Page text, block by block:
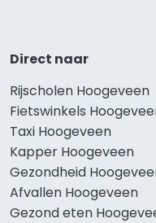
Direct naar
Rijscholen Hoogeveen
Fietswinkels
Taxi Hoogeveen
Kapper Hoogeveen
Gezondheid
Afvallen Hoogeveen
Gezond eten